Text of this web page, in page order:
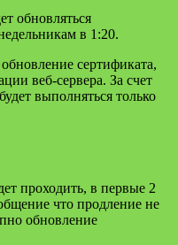
обновляться
в 1:20.
сертификата,
веб-сервера. За счет
выполняться только
проходить, в первые 2
что продление не
обновление